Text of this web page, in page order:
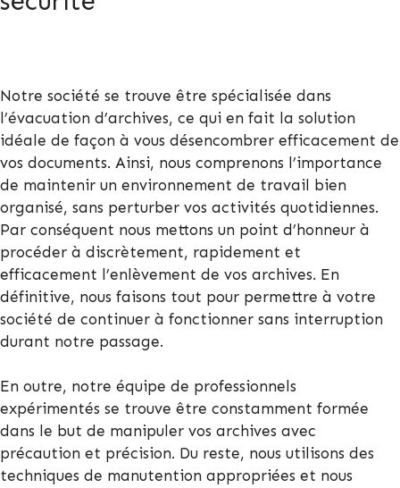
Notre société se trouve être spécialisée dans
l’évacuation d’archives, ce qui en fait la solution
idéale de façon à vous désencombrer efficacement de
vos documents. Ainsi, nous comprenons l’importance
de maintenir un environnement de travail bien
organisé, sans perturber vos activités quotidiennes.
Par conséquent nous mettons un point d’honneur à
procéder à discrètement, rapidement et
efficacement l’enlèvement de vos archives. En
définitive, nous faisons tout pour permettre à votre
société de continuer à fonctionner sans interruption
durant notre passage.
En outre, notre équipe de professionnels
expérimentés se trouve être constamment formée
dans le but de manipuler vos archives avec
précaution et précision. Du reste, nous utilisons des
techniques de manutention appropriées et nous